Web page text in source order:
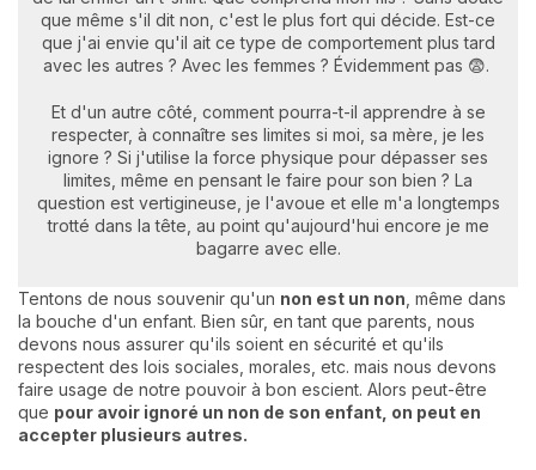
que même s'il dit non, c'est le plus fort qui décide. Est-ce
que j'ai envie qu'il ait ce type de comportement plus tard
avec les autres ? Avec les femmes ? Évidemment pas 😨.
Et d'un autre côté, comment pourra-t-il apprendre à se
respecter, à connaître ses limites si moi, sa mère, je les
ignore ? Si j'utilise la force physique pour dépasser ses
limites, même en pensant le faire pour son bien ? La
question est vertigineuse, je l'avoue et elle m'a longtemps
trotté dans la tête, au point qu'aujourd'hui encore je me
bagarre avec elle.
Tentons de nous souvenir qu'un non est un non, même dans
la bouche d'un enfant. Bien sûr, en tant que parents, nous
devons nous assurer qu'ils soient en sécurité et qu'ils
respectent des lois sociales, morales, etc. mais nous devons
faire usage de notre pouvoir à bon escient. Alors peut-être
que pour avoir ignoré un non de son enfant, on peut en
accepter plusieurs autres.